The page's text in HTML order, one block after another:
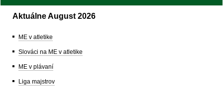
Aktuálne August 2026
ME v atletike
Slováci na ME v atletike
ME v plávaní
Liga majstrov